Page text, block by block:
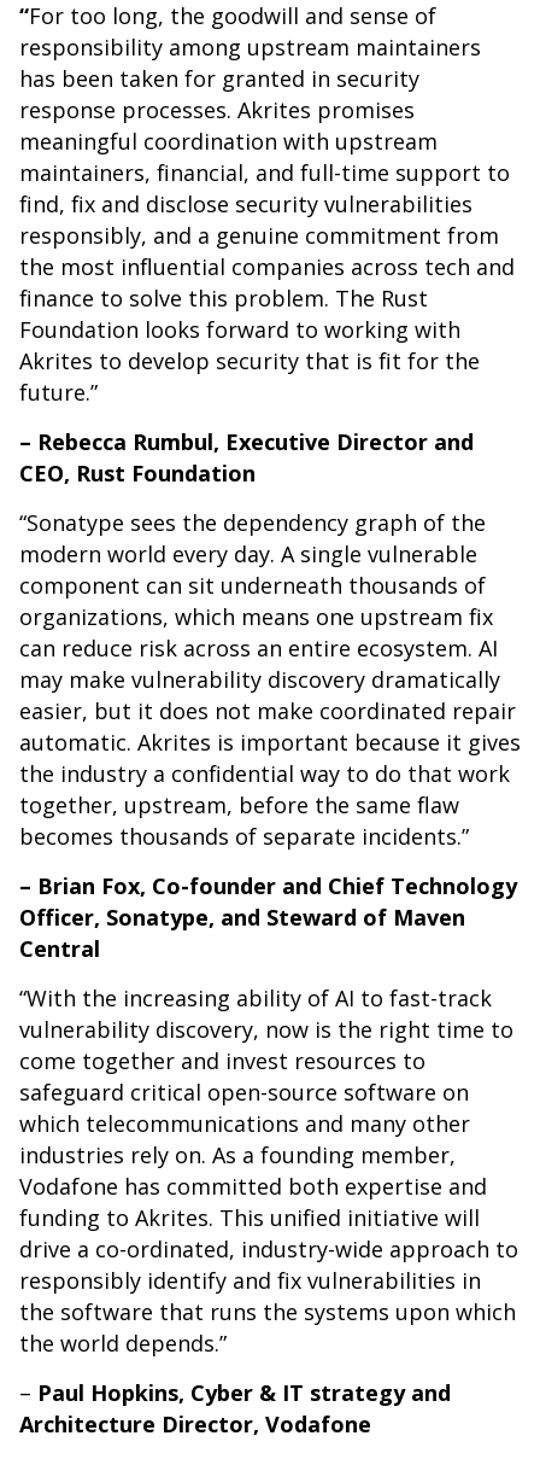
“For too long, the goodwill and sense of
responsibility among upstream maintainers
has been taken for granted in security
response processes. Akrites promises
meaningful coordination with upstream
maintainers, financial, and full-time support to
find, fix and disclose security vulnerabilities
responsibly, and a genuine commitment from
the most influential companies across tech and
finance to solve this problem. The Rust
Foundation looks forward to working with
Akrites to develop security that is fit for the
future.”
– Rebecca Rumbul, Executive Director and
CEO, Rust Foundation
“Sonatype sees the dependency graph of the
modern world every day. A single vulnerable
component can sit underneath thousands of
organizations, which means one upstream fix
can reduce risk across an entire ecosystem. AI
may make vulnerability discovery dramatically
easier, but it does not make coordinated repair
automatic. Akrites is important because it gives
the industry a confidential way to do that work
together, upstream, before the same flaw
becomes thousands of separate incidents.”
– Brian Fox, Co-founder and Chief Technology
Officer, Sonatype, and Steward of Maven
Central
“With the increasing ability of AI to fast-track
vulnerability discovery, now is the right time to
come together and invest resources to
safeguard critical open-source software on
which telecommunications and many other
industries rely on. As a founding member,
Vodafone has committed both expertise and
funding to Akrites. This unified initiative will
drive a co-ordinated, industry-wide approach to
responsibly identify and fix vulnerabilities in
the software that runs the systems upon which
the world depends.”
– Paul Hopkins, Cyber & IT strategy and
Architecture Director, Vodafone